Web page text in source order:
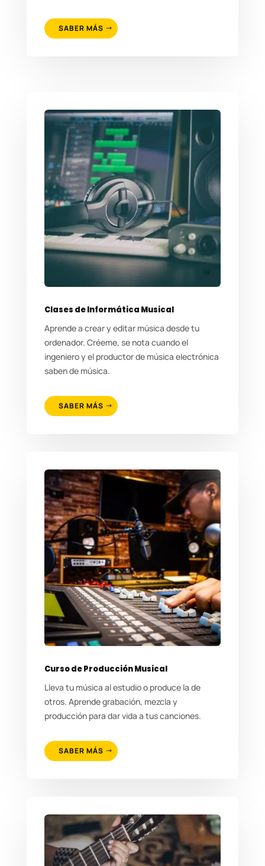
SABER MÁS
Clases de Informática Musical
Aprende a crear y editar música desde tu
ordenador. Créeme, se nota cuando el
ingeniero y el productor de música electrónica
saben de música.
SABER MÁS
Curso de Producción Musical
Lleva tu música al estudio o produce la de
otros. Aprende grabación, mezcla y
producción para dar vida a tus canciones.
SABER MÁS